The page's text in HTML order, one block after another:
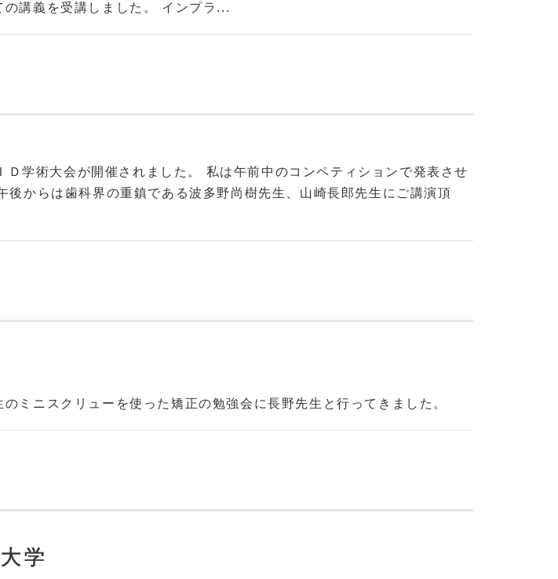
講義を受講しました。 インプラ...
学術大会が開催されました。 私は午前中のコンペティションで発表させ
後からは歯科界の重鎮である波多野尚樹先生、山崎長郎先生にご講演頂
ミニスクリューを使った矯正の勉強会に長野先生と行ってきました。
学